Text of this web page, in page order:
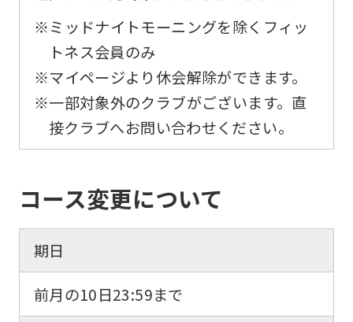
※ミッドナイトモーニングを除くフィッ
トネス会員のみ
※マイページより休会解除ができます。
※一部対象外のクラブがございます。直
接クラブへお問い合わせください。
コース変更について
期日
前月の10日23:59まで
For
foreigners
Central
website
is
translated
into